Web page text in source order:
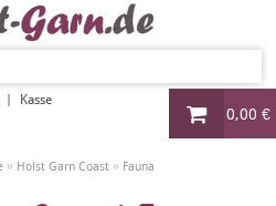
0,00 €
Kasse
» Holst Garn Coast» Fauna